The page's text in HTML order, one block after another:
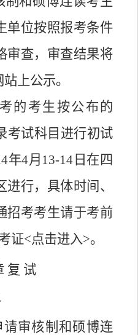
单位按照报考条件
审查，审查结果将
上公示。
的考生按公布的
考试科目进行初试
年4月13-14日在四
行，具体时间、
招考考生请于考前
证<点击进入>。
复 试
审核制和硕博连